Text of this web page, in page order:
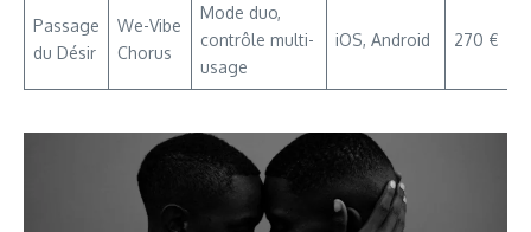
Passage
du Désir
We-Vibe
Chorus
Mode duo,
contrôle multi-
usage
iOS, Android 270 €